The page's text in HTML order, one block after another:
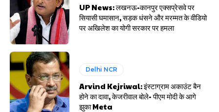
UP News: लखनऊ-कानपुर एक्सप्रेसवे पर
सियासी घमासान, सड़क धंसने और मरम्मत के वीडियो
पर अखिलेश का योगी सरकार पर हमला
Delhi NCR
Arvind Kejriwal: इंस्टाग्राम अकाउंट बैन
होने का दावा, केजरीवाल बोले- पीएम मोदी के आगे
झुका Meta